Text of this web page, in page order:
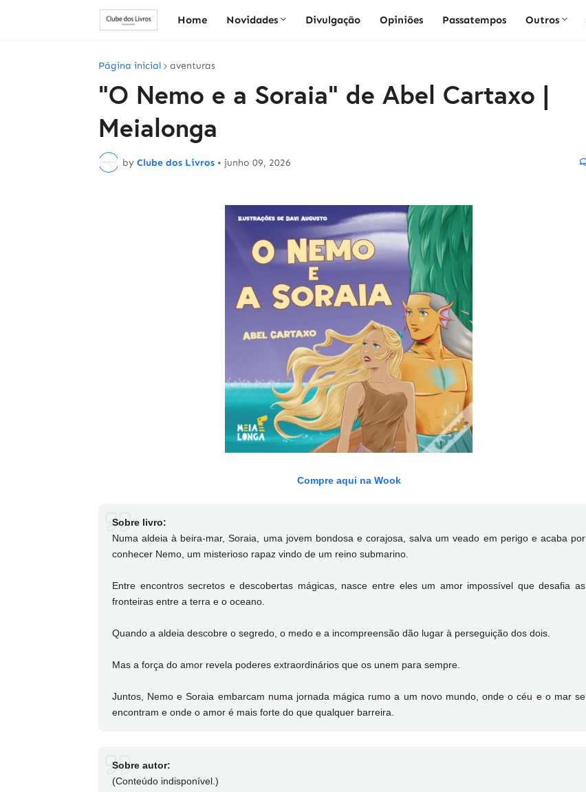
Home Novidades Divulgação Opiniões Passatempos Outros
Página inicial aventuras
"O Nemo e a Soraia" de Abel Cartaxo |
Meialonga
by Clube dos Livros • junho 09, 2026
Compre aqui na Wook
Sobre livro:
Numa aldeia à beira-mar, Soraia, uma jovem bondosa e corajosa, salva um veado em perigo e acaba por
conhecer Nemo, um misterioso rapaz vindo de um reino submarino.
Entre encontros secretos e descobertas mágicas, nasce entre eles um amor impossível que desafia as
fronteiras entre a terra e o oceano.
Quando a aldeia descobre o segredo, o medo e a incompreensão dão lugar à perseguição dos dois.
Mas a força do amor revela poderes extraordinários que os unem para sempre.
Juntos, Nemo e Soraia embarcam numa jornada mágica rumo a um novo mundo, onde o céu e o mar se
encontram e onde o amor é mais forte do que qualquer barreira.
Sobre autor:
(Conteúdo indisponível.)